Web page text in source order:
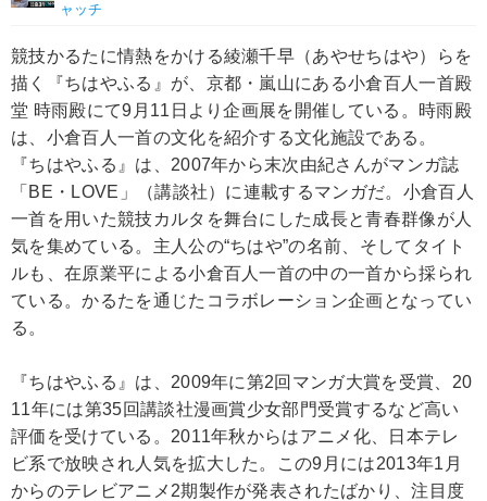
ャッチ
競技かるたに情熱をかける綾瀬千早（あやせちはや）らを
描く『ちはやふる』が、京都・嵐山にある小倉百人一首殿
堂 時雨殿にて9月11日より企画展を開催している。時雨殿
は、小倉百人一首の文化を紹介する文化施設である。
『ちはやふる』は、2007年から末次由紀さんがマンガ誌
「BE・LOVE」（講談社）に連載するマンガだ。小倉百人
一首を用いた競技カルタを舞台にした成長と青春群像が人
気を集めている。主人公の“ちはや”の名前、そしてタイト
ルも、在原業平による小倉百人一首の中の一首から採られ
ている。かるたを通じたコラボレーション企画となってい
る。
『ちはやふる』は、2009年に第2回マンガ大賞を受賞、20
11年には第35回講談社漫画賞少女部門受賞するなど高い
評価を受けている。2011年秋からはアニメ化、日本テレ
ビ系で放映され人気を拡大した。この9月には2013年1月
からのテレビアニメ2期製作が発表されたばかり、注目度